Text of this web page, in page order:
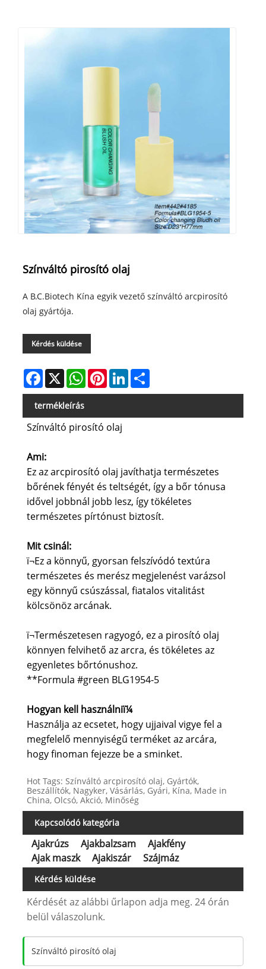
Színváltó pirosító olaj
A B.C.Biotech Kína egyik vezető színváltó arcpirosító
olaj gyártója.
Kérdés küldése
Facebook
X WhatsAppPinterestLinkedInShare
termékleírás
Színváltó pirosító olaj
Ami:
Ez az arcpirosító olaj javíthatja természetes
bőrének fényét és teltségét, így a bőr tónusa
idővel jobbnál jobb lesz, így tökéletes
természetes pírtónust biztosít.
Mit csinál:
ï¬Ez a könnyű, gyorsan felszívódó textúra
természetes és merész megjelenést varázsol
egy könnyű csúszással, fiatalos vitalitást
kölcsönöz arcának.
ï¬Természetesen ragyogó, ez a pirosító olaj
könnyen felvihető az arcra, és tökéletes az
egyenletes bőrtónushoz.
**Formula #green BLG1954-5
Hogyan kell használniï¼
Használja az ecsetet, hogy ujjaival vigye fel a
megfelelő mennyiségű terméket az arcára,
hogy finoman fejezze be a sminket.
Hot Tags: Színváltó arcpirosító olaj, Gyártók,
Beszállítók, Nagyker, Vásárlás, Gyári, Kína, Made in
China, Olcsó, Akció, Minőség
Kapcsolódó kategória
Ajakrúzs Ajakbalzsam
Ajakfény
Ajak maszk
Ajakiszár Szájmáz
Kérdés küldése
Kérdését az alábbi űrlapon adja meg. 24 órán
belül válaszolunk.